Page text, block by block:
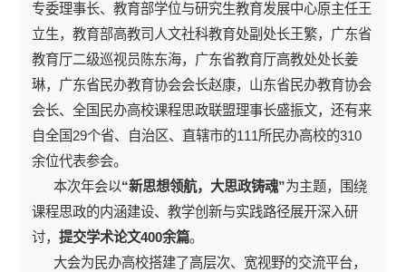
专委理事长、教育部学位与研究生教育发展中心原主任王
立生，教育部高教司人文社科教育处副处长王繁，广东省
教育厅二级巡视员陈东海，广东省教育厅高教处处长姜
琳，广东省民办教育协会会长赵康，山东省民办教育协会
会长、全国民办高校课程思政联盟理事长盛振文，还有来
自全国29个省、自治区、直辖市的111所民办高校的310
余位代表参会。
本次年会以“新思想领航，大思政铸魂”为主题，围绕
课程思政的内涵建设、教学创新与实践路径展开深入研
讨，提交学术论文400余篇。
大会为民办高校搭建了高层次、宽视野的交流平台，